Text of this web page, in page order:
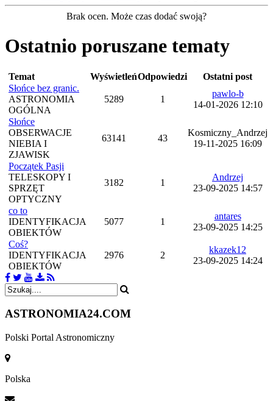
Brak ocen. Może czas dodać swoją?
Ostatnio poruszane tematy
Temat WyświetleńOdpowiedzi
Ostatni post
Słońce bez granic.
ASTRONOMIA
OGÓLNA
5289 1
pawlo-b
14-01-2026 12:10
Słońce
OBSERWACJE
NIEBIA I
ZJAWISK
63141 43
Kosmiczny_Andrzej
19-11-2025 16:09
Początek Pasji
TELESKOPY I
SPRZĘT
OPTYCZNY
3182 1
Andrzej
23-09-2025 14:57
co to
IDENTYFIKACJA
OBIEKTÓW
5077 1
antares
23-09-2025 14:25
Coś?
IDENTYFIKACJA
OBIEKTÓW
2976 2
kkazek12
23-09-2025 14:24
ASTRONOMIA24.COM
Polski Portal Astronomiczny
Polska